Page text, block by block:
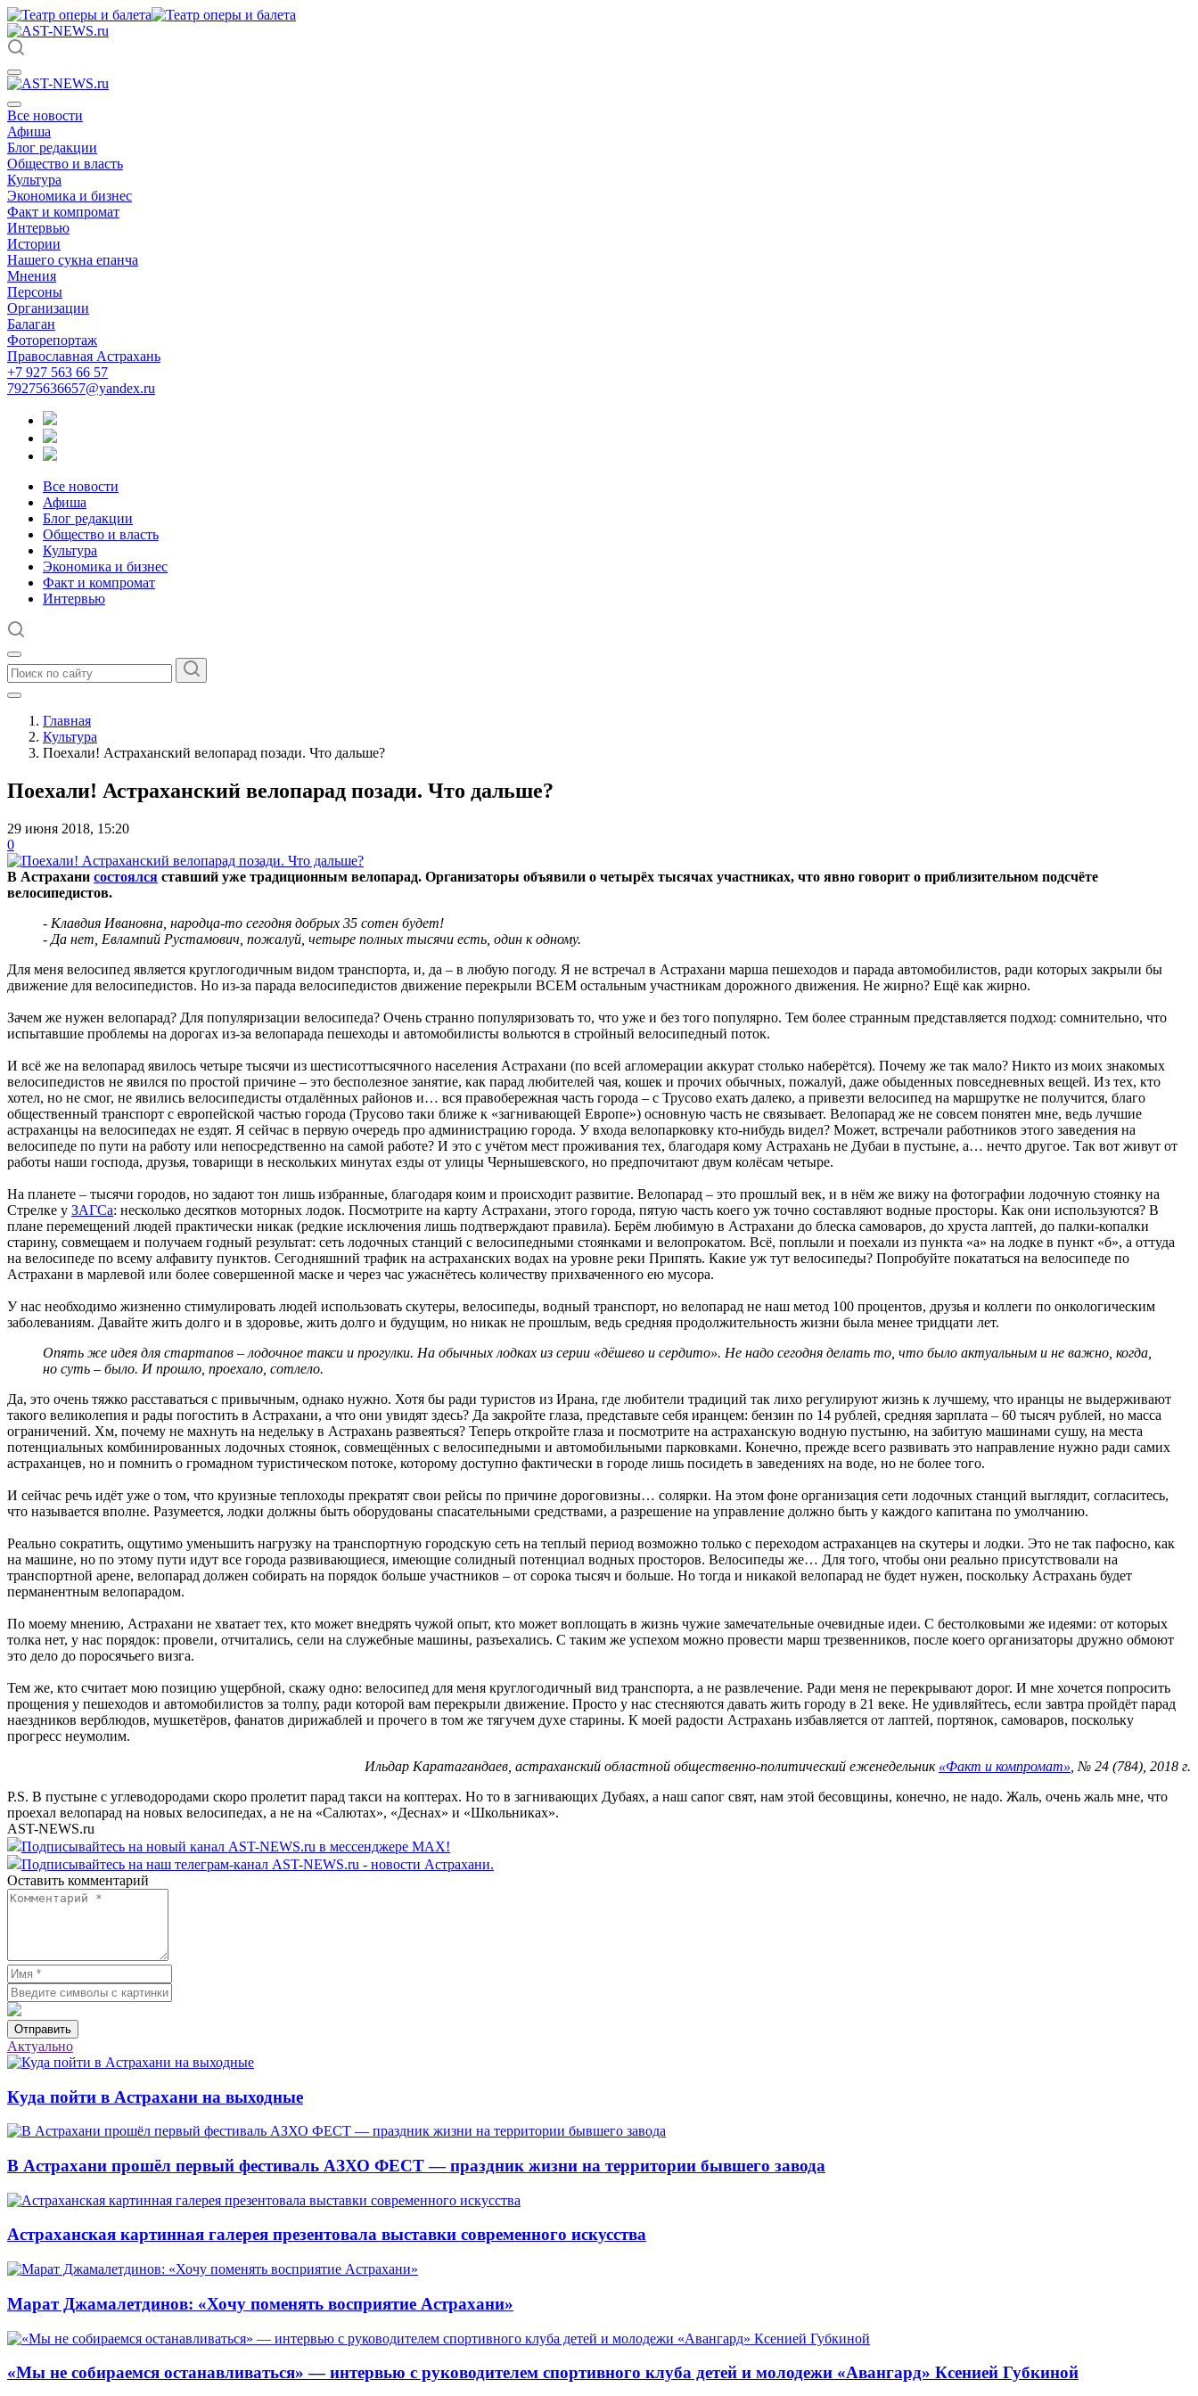
Все новости
Афиша
Блог редакции
Общество и власть
Культура
Экономика и бизнес
Факт и компромат
Интервью
Истории
Нашего сукна епанча
Мнения
Персоны
Организации
Балаган
Фоторепортаж
Православная Астрахань
+7 927 563 66 57
79275636657@yandex.ru
Все новости
Афиша
Блог редакции
Общество и власть
Культура
Экономика и бизнес
Факт и компромат
Интервью
Главная
Культура
Поехали! Астраханский велопарад позади. Что дальше?
Поехали! Астраханский велопарад позади. Что дальше?
29 июня 2018, 15:20
0
В Астрахани состоялся ставший уже традиционным велопарад. Организаторы объявили о четырёх тысячах участниках, что явно говорит о приблизительном подсчёте
велосипедистов.
- Клавдия Ивановна, народца-то сегодня добрых 35 сотен будет!
- Да нет, Евлампий Рустамович, пожалуй, четыре полных тысячи есть, один к одному.
Для меня велосипед является круглогодичным видом транспорта, и, да – в любую погоду. Я не встречал в Астрахани марша пешеходов и парада автомобилистов, ради которых закрыли бы
движение для велосипедистов. Но из-за парада велосипедистов движение перекрыли ВСЕМ остальным участникам дорожного движения. Не жирно? Ещё как жирно.
Зачем же нужен велопарад? Для популяризации велосипеда? Очень странно популяризовать то, что уже и без того популярно. Тем более странным представляется подход: сомнительно, что
испытавшие проблемы на дорогах из-за велопарада пешеходы и автомобилисты вольются в стройный велосипедный поток.
И всё же на велопарад явилось четыре тысячи из шестисоттысячного населения Астрахани (по всей агломерации аккурат столько наберётся). Почему же так мало? Никто из моих знакомых
велосипедистов не явился по простой причине – это бесполезное занятие, как парад любителей чая, кошек и прочих обычных, пожалуй, даже обыденных повседневных вещей. Из тех, кто
хотел, но не смог, не явились велосипедисты отдалённых районов и… вся правобережная часть города – с Трусово ехать далеко, а привезти велосипед на маршрутке не получится, благо
общественный транспорт с европейской частью города (Трусово таки ближе к «загнивающей Европе») основную часть не связывает. Велопарад же не совсем понятен мне, ведь лучшие
астраханцы на велосипедах не ездят. Я сейчас в первую очередь про администрацию города. У входа велопарковку кто-нибудь видел? Может, встречали работников этого заведения на
велосипеде по пути на работу или непосредственно на самой работе? И это с учётом мест проживания тех, благодаря кому Астрахань не Дубаи в пустыне, а… нечто другое. Так вот живут от
работы наши господа, друзья, товарищи в нескольких минутах езды от улицы Чернышевского, но предпочитают двум колёсам четыре.
На планете – тысячи городов, но задают тон лишь избранные, благодаря коим и происходит развитие. Велопарад – это прошлый век, и в нём же вижу на фотографии лодочную стоянку на
Стрелке у ЗАГСа: несколько десятков моторных лодок. Посмотрите на карту Астрахани, этого города, пятую часть коего уж точно составляют водные просторы. Как они используются? В
плане перемещений людей практически никак (редкие исключения лишь подтверждают правила). Берём любимую в Астрахани до блеска самоваров, до хруста лаптей, до палки-копалки
старину, совмещаем и получаем годный результат: сеть лодочных станций с велосипедными стоянками и велопрокатом. Всё, поплыли и поехали из пункта «а» на лодке в пункт «б», а оттуда
на велосипеде по всему алфавиту пунктов. Сегодняшний трафик на астраханских водах на уровне реки Припять. Какие уж тут велосипеды? Попробуйте покататься на велосипеде по
Астрахани в марлевой или более совершенной маске и через час ужаснётесь количеству прихваченного ею мусора.
У нас необходимо жизненно стимулировать людей использовать скутеры, велосипеды, водный транспорт, но велопарад не наш метод 100 процентов, друзья и коллеги по онкологическим
заболеваниям. Давайте жить долго и в здоровье, жить долго и будущим, но никак не прошлым, ведь средняя продолжительность жизни была менее тридцати лет.
Опять же идея для стартапов – лодочное такси и прогулки. На обычных лодках из серии «дёшево и сердито». Не надо сегодня делать то, что было актуальным и не важно, когда,
но суть – было. И прошло, проехало, сотлело.
Да, это очень тяжко расставаться с привычным, однако нужно. Хотя бы ради туристов из Ирана, где любители традиций так лихо регулируют жизнь к лучшему, что иранцы не выдерживают
такого великолепия и рады погостить в Астрахани, а что они увидят здесь? Да закройте глаза, представьте себя иранцем: бензин по 14 рублей, средняя зарплата – 60 тысяч рублей, но масса
ограничений. Хм, почему не махнуть на недельку в Астрахань развеяться? Теперь откройте глаза и посмотрите на астраханскую водную пустыню, на забитую машинами сушу, на места
потенциальных комбинированных лодочных стоянок, совмещённых с велосипедными и автомобильными парковками. Конечно, прежде всего развивать это направление нужно ради самих
астраханцев, но и помнить о громадном туристическом потоке, которому доступно фактически в городе лишь посидеть в заведениях на воде, но не более того.
И сейчас речь идёт уже о том, что круизные теплоходы прекратят свои рейсы по причине дороговизны… солярки. На этом фоне организация сети лодочных станций выглядит, согласитесь,
что называется вполне. Разумеется, лодки должны быть оборудованы спасательными средствами, а разрешение на управление должно быть у каждого капитана по умолчанию.
Реально сократить, ощутимо уменьшить нагрузку на транспортную городскую сеть на теплый период возможно только с переходом астраханцев на скутеры и лодки. Это не так пафосно, как
на машине, но по этому пути идут все города развивающиеся, имеющие солидный потенциал водных просторов. Велосипеды же… Для того, чтобы они реально присутствовали на
транспортной арене, велопарад должен собирать на порядок больше участников – от сорока тысяч и больше. Но тогда и никакой велопарад не будет нужен, поскольку Астрахань будет
перманентным велопарадом.
По моему мнению, Астрахани не хватает тех, кто может внедрять чужой опыт, кто может воплощать в жизнь чужие замечательные очевидные идеи. С бестолковыми же идеями: от которых
толка нет, у нас порядок: провели, отчитались, сели на служебные машины, разъехались. С таким же успехом можно провести марш трезвенников, после коего организаторы дружно обмоют
это дело до поросячьего визга.
Тем же, кто считает мою позицию ущербной, скажу одно: велосипед для меня круглогодичный вид транспорта, а не развлечение. Ради меня не перекрывают дорог. И мне хочется попросить
прощения у пешеходов и автомобилистов за толпу, ради которой вам перекрыли движение. Просто у нас стесняются давать жить городу в 21 веке. Не удивляйтесь, если завтра пройдёт парад
наездников верблюдов, мушкетёров, фанатов дирижаблей и прочего в том же тягучем духе старины. К моей радости Астрахань избавляется от лаптей, портянок, самоваров, поскольку
прогресс неумолим.
Ильдар Каратагандаев, астраханский областной общественно-политический еженедельник «Факт и компромат» , № 24 (784), 2018 г.
P.S. В пустыне с углеводородами скоро пролетит парад такси на коптерах. Но то в загнивающих Дубаях, а наш сапог свят, нам этой бесовщины, конечно, не надо. Жаль, очень жаль мне, что
проехал велопарад на новых велосипедах, а не на «Салютах», «Деснах» и «Школьниках».
AST-NEWS.ru
Подписывайтесь на новый канал AST-NEWS.ru в мессенджере MAX!
Подписывайтесь на наш телеграм-канал AST-NEWS.ru - новости Астрахани.
Оставить комментарий
Отправить
Актуально
Куда пойти в Астрахани на выходные
В Астрахани прошёл первый фестиваль АЗХО ФЕСТ — праздник жизни на территории бывшего завода
Астраханская картинная галерея презентовала выставки современного искусства
Марат Джамалетдинов: «Хочу поменять восприятие Астрахани»
«Мы не собираемся останавливаться» — интервью с руководителем спортивного клуба детей и молодежи «Авангард» Ксенией Губкиной